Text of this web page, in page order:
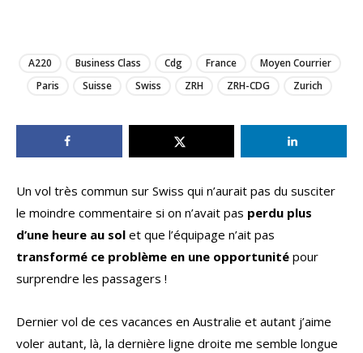
A220 Business Class Cdg France
Moyen Courrier
Paris
Suisse Swiss ZRH ZRH-CDG Zurich
Un vol très commun sur Swiss qui n’aurait pas du susciter
le moindre commentaire si on n’avait pas perdu plus
d’une heure au sol et que l’équipage n’ait pas
transformé ce problème en une opportunité pour
surprendre les passagers !
Dernier vol de ces vacances en Australie et autant j’aime
voler autant, là, la dernière ligne droite me semble longue